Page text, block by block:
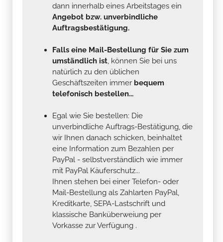
dann innerhalb eines Arbeitstages ein
Angebot bzw. unverbindliche
Auftragsbestätigung.
Falls eine Mail-Bestellung für Sie zum
umständlich ist, können Sie bei uns
natürlich zu den üblichen
Geschäftszeiten immer bequem
telefonisch bestellen...
Egal wie Sie bestellen: Die
unverbindliche Auftrags-Bestätigung, die
wir Ihnen danach schicken, beinhaltet
eine Information zum Bezahlen per
PayPal - selbstverständlich wie immer
mit PayPal Käuferschutz...
Ihnen stehen bei einer Telefon- oder
Mail-Bestellung als Zahlarten PayPal,
Kreditkarte, SEPA-Lastschrift und
klassische Banküberweiung per
Vorkasse zur Verfügung .